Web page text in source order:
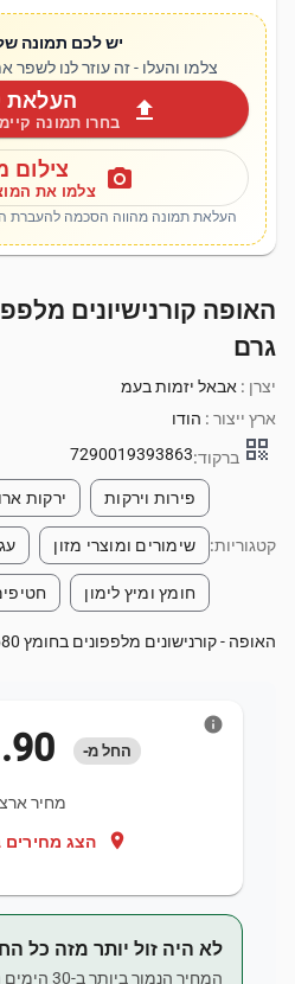
יש לכם תמונה
צלמו והעלו - זה עוזר לנו לשפר
upload העלאת
בחרו תמונה
photo_camera צילום
צלמו את
העלאת תמונה מהווה הסכמה להעברת
גרם
יצרן : אבאל יזמות בעמ
ארץ ייצור : הודו
qr_code ברקוד:7290019393863
קטגוריות:
פירות וירקות ירקות
שימורים ומוצרי מזון
חומץ ומיץ לימון
האופה - קורנישונים מלפפונים בחומץ 680 גרם
החל מ-
מחיר
location_on הצג
info
לא היה זול יותר מזה כל
המחיר הנמוך ביותר ב-30 הימים האחרונים היה ‏11.90 ‏₪.